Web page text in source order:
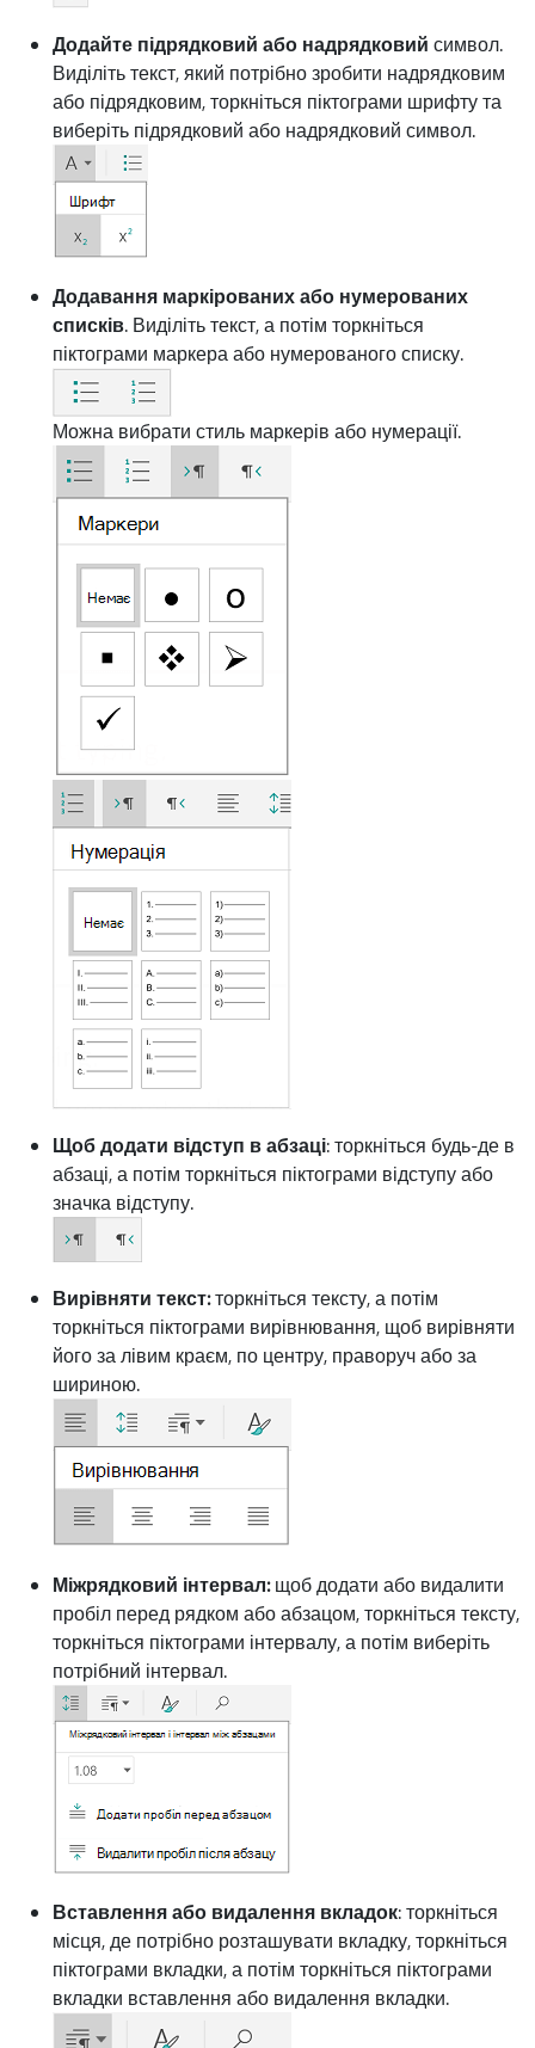
Додайте підрядковий або надрядковий символ.
Виділіть текст, який потрібно зробити надрядковим
або підрядковим, торкніться піктограми шрифту та
виберіть підрядковий або надрядковий символ.
Додавання маркірованих або нумерованих
списків. Виділіть текст, а потім торкніться
піктограми маркера або нумерованого списку.
Можна вибрати стиль маркерів або нумерації.
Щоб додати відступ в абзаці: торкніться будь-де в
абзаці, а потім торкніться піктограми відступу або
значка відступу.
Вирівняти текст:торкніться тексту, а потім
торкніться піктограми вирівнювання, щоб вирівняти
його за лівим краєм, по центру, праворуч або за
шириною.
Міжрядковий інтервал:щоб додати або видалити
пробіл перед рядком або абзацом, торкніться тексту,
торкніться піктограми інтервалу, а потім виберіть
потрібний інтервал.
Вставлення або видалення вкладок: торкніться
місця, де потрібно розташувати вкладку, торкніться
піктограми вкладки, а потім торкніться піктограми
вкладки вставлення або видалення вкладки.